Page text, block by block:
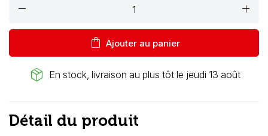
remove add
shopping_bag Ajouter au panier
package_2 En stock, livraison au plus tôt le jeudi 13 août
Détail du produit